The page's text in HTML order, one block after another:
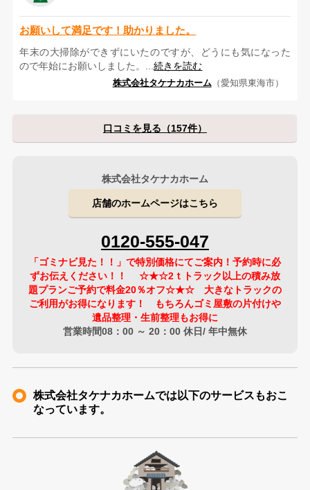
お願いして満足です！助かりました。
年末の大掃除ができずにいたのですが、どうにも気になった
ので年始にお願いしました。...続きを読む
株式会社タケナカホーム（愛知県東海市）
口コミを見る（157件）
株式会社タケナカホーム
店舗のホームページはこちら
0120-555-047
「ゴミナビ見た！！」で特別価格にてご案内！予約時に必
ずお伝えください！！ ☆★☆2ｔトラック以上の積み放
題プランご予約で料金20％オフ☆★☆ 大きなトラックの
ご利用がお得になります！ もちろんゴミ屋敷の片付けや
遺品整理・生前整理もお得に
営業時間08：00 ～ 20：00 休日/ 年中無休
株式会社タケナカホームでは以下のサービスもおこ
なっています。